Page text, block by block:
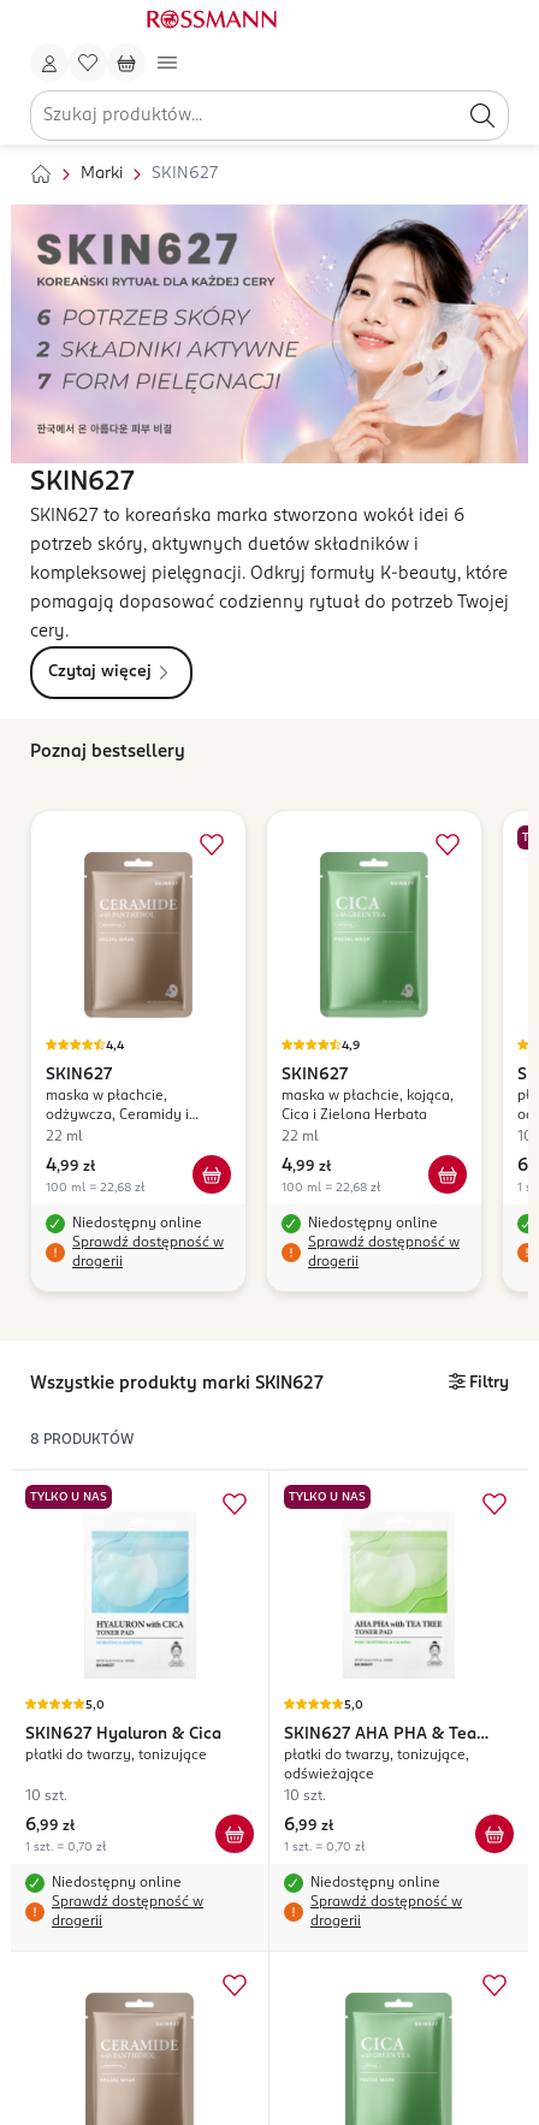
Marki SKIN627
SKIN627
SKIN627 to koreańska marka stworzona wokół idei 6
potrzeb skóry, aktywnych duetów składników i
kompleksowej pielęgnacji. Odkryj formuły K-beauty, które
pomagają dopasować codzienny rytuał do potrzeb Twojej
cery.
Czytaj więcej
Poznaj bestsellery
4,4
SKIN627
maska w płachcie,
odżywcza, Ceramidy i
Pantenol
22 ml
4,99 zł
100 ml = 22,68 zł
Niedostępny online
Sprawdź dostępność w
drogerii
4,9
SKIN627
maska w płachcie, kojąca,
Cica i Zielona Herbata
22 ml
4,99 zł
100 ml = 22,68 zł
Niedostępny online
Sprawdź dostępność w
drogerii
10
6
1
Wszystkie produkty marki SKIN627 Filtry
8 PRODUKTÓW
TYLKO U NAS
5,0
SKIN627 Hyaluron & Cica
płatki do twarzy, tonizujące
10 szt.
6,99 zł
1 szt. = 0,70 zł
Niedostępny online
Sprawdź dostępność w
drogerii
TYLKO U NAS
5,0
SKIN627 AHA PHA & Tea
Tree
płatki do twarzy, tonizujące,
odświeżające
10 szt.
6,99 zł
1 szt. = 0,70 zł
Niedostępny online
Sprawdź dostępność w
drogerii